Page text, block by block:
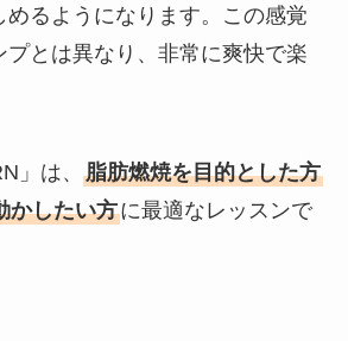
めるようになります。この感覚
プとは異なり、非常に爽快で楽
」は、 脂肪燃焼を目的とした方
かしたい方に最適なレッスンで